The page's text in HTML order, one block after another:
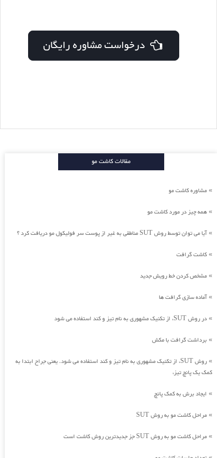
درخواست مشاوره رایگان
مقالات کاشت مو
» مشاوره کاشت مو
» همه چیز در مورد کاشت مو
»آیا می توان توسط روش SUT مناطقی به غیر از پوست سر فولیکول مو دریافت کرد ؟
» کاشت گرافت
» مشخص کردن خط رویش جدید
»آماده سازی گرافت ها
» در روش SUT، از تکنیک مشهوری به نام تیز و کند استفاده می شود
» برداشت گرافت با مکش
»
روش SUT، از تکنیک مشهوری به نام تیز و کند استفاده می شود. یعنی جراح ابتدا به
کمک یک پانچ تیز،
» ایجاد برش به کمک پانچ
» مراحل کاشت مو به روش SUT
» مراحل کاشت مو به روش SUT جز جدیدترین روش کاشت است